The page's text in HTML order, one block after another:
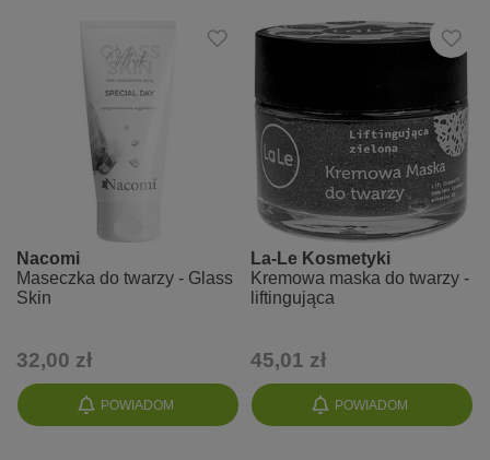
POWIADOM
Nacomi
Maseczka do twarzy - Glass
Skin
32,00 zł
POWIADOM
La-Le Kosmetyki
Kremowa maska do twarzy -
liftingująca
45,01 zł